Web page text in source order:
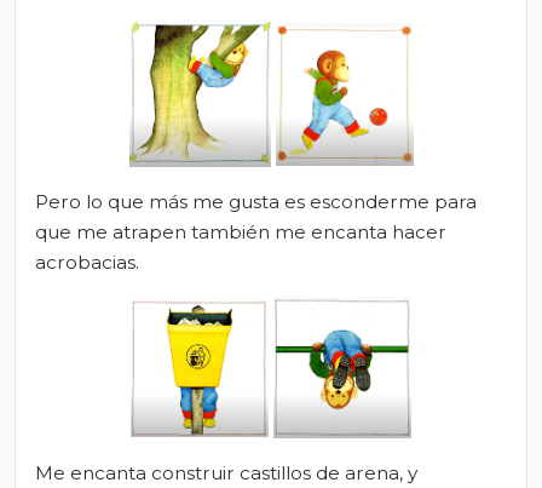
Pero lo que más me gusta es esconderme para
que me atrapen también me encanta hacer
acrobacias.
Me encanta construir castillos de arena, y